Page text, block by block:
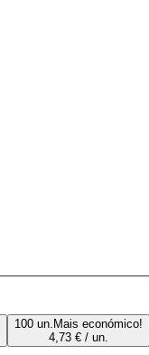
100 un. Mais económico!
4,73 € / un.